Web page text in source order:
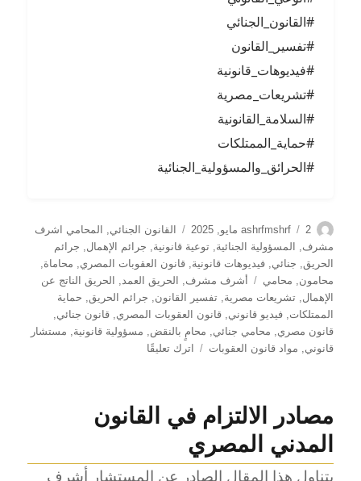
#القانون_الجنائي
#تفسير_القانون
#فيديوهات_قانونية
#تشريعات_مصرية
#السلامة_القانونية
#حماية_الممتلكات
#الحرائق_والمسؤولية_الجنائية
الكاتبashrfmshrf
نُشرت
في
2 مايو, 2025 التصنيفات
القانون الجنائي,
المحامي اشرف
مشرف, المسؤولية الجنائية,توعية قانونية, جرائم الإهمال, جرائم
الحريق, جنائي,فيديوهات قانونية,قانون العقوبات المصري, محاماة,
محامون, محامي الوسوم
أشرف مشرف, الحريق العمد,
الحريق الناتج عن
الإهمال,تشريعات مصرية,تفسير القانون, جرائم الحريق, حماية
الممتلكات,فيديو قانوني,قانون العقوبات المصري,قانون جنائي,
قانون مصري, محامي جنائي, محامٍ بالنقض, مسؤولية قانونية, مستشار
قانوني, مواد قانون العقوبات اترك تعليقًا
جرائم
الحريق:
تتحول
مصادر الالتزام في القانون
المدني المصري
يتناول هذا المقال الصادر عن المستشار أشرف